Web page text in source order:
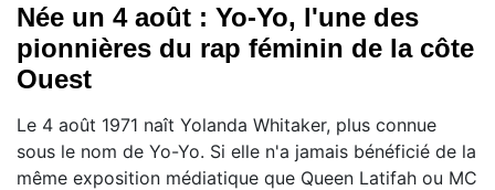
Née un 4 août : Yo-Yo, l'une des
pionnières du rap féminin de la côte
Ouest
Le 4 août 1971 naît Yolanda Whitaker, plus connue
sous le nom de Yo-Yo. Si elle n'a jamais bénéficié de la
même exposition médiatique que Queen Latifah ou MC